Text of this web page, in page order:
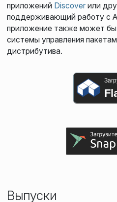
приложений Discoverили
поддерживающий работу с
приложение также может
системы управления
дистрибутива.
Выпуски